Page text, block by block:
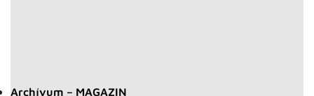
Archívum – MAGAZIN